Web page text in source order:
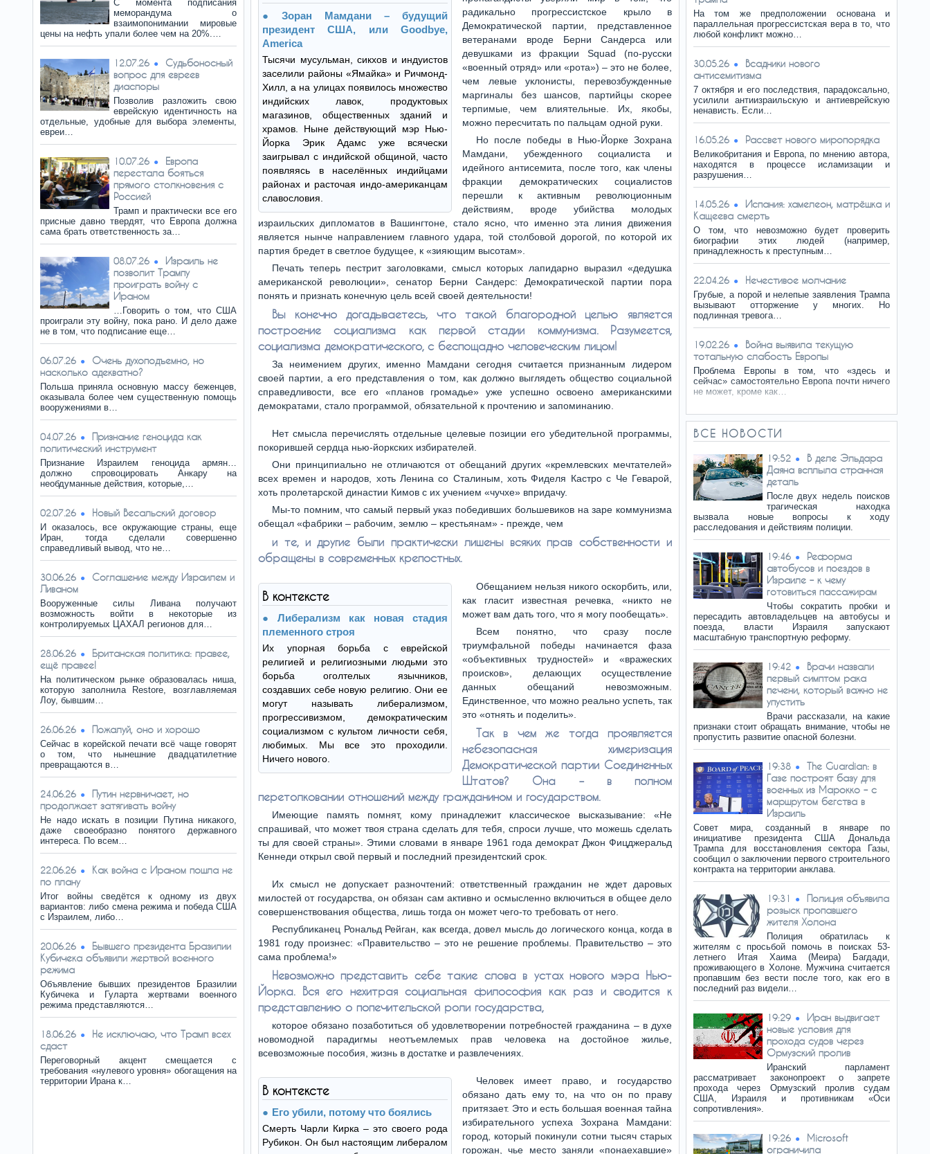
С момента подписания
меморандума о
взаимопонимании мировые
цены на нефть упали более чем на 20%.…
12.07.26
Судьбоносный
вопрос для евреев
диаспоры
Позволив разложить свою
еврейскую идентичность на
отдельные, удобные для выбора элементы,
евреи…
10.07.26
Европа
перестала бояться
прямого столкновения с
Россией
Трамп и практически все его
присные давно твердят, что Европа должна
сама брать ответственность за…
08.07.26
Израиль не
позволит Трампу
проиграть войну с
Ираном
…Говорить о том, что США
проиграли эту войну, пока рано. И дело даже
не в том, что подписание еще…
06.07.26
Очень духоподъемно, но
насколько адекватно?
Польша приняла основную массу беженцев,
оказывала более чем существенную помощь
вооружениями в…
04.07.26
Признание геноцида как
политический инструмент
Признание Израилем геноцида армян…
должно спровоцировать Анкару на
необдуманные действия, которые,…
02.07.26 Новый Весальский договор
И оказалось, все окружающие страны, еще
Иран, тогда сделали совершенно
справедливый вывод, что не…
30.06.26
Соглашение между Израилем и
Ливаном
Вооруженные силы Ливана получают
возможность войти в некоторые из
контролируемых ЦАХАЛ регионов для…
28.06.26
Британская политика: правее,
ещё правее!
На политическом рынке образовалась ниша,
которую заполнила Restore, возглавляемая
Лоу, бывшим…
26.06.26 Пожалуй, оно и хорошо
Сейчас в корейской печати всё чаще говорят
о том, что нынешние двадцатилетние
превращаются в…
24.06.26
Путин нервничает, но
продолжает затягивать войну
Не надо искать в позиции Путина никакого,
даже своеобразно понятого державного
интереса. По всем…
22.06.26
Как война с Ираном пошла не
по плану
Итог войны сведётся к одному из двух
вариантов: либо смена режима и победа США
с Израилем, либо…
20.06.26
Бывшего президента Бразилии
Кубичека объявили жертвой военного
режима
Объявление бывших президентов Бразилии
Кубичека и Гуларта жертвами военного
режима представляются…
18.06.26
Не исключаю, что Трамп всех
сдаст
Переговорный акцент смещается с
требования «нулевого уровня» обогащения на
территории Ирана к…
Зоран Мамдани – будущий
президент США, или Goodbye,
America
Тысячи мусульман, сикхов и индуистов
заселили районы «Ямайка» и Ричмонд-
Хилл, а на улицах появилось множество
индийских лавок, продуктовых
магазинов, общественных зданий и
храмов. Ныне действующий мэр Нью-
Йорка Эрик Адамс уже всячески
заигрывал с индийской общиной, часто
появляясь в населённых индийцами
районах и расточая индо-американцам
славословия.
радикально прогрессистское крыло в
Демократической партии, представленное
ветеранами вроде Берни Сандерса или
девушками из фракции Squad (по-русски
«военный отряд» или «рота») – это не более,
чем левые уклонисты, перевозбужденные
маргиналы без шансов, партийцы скорее
терпимые, чем влиятельные. Их, якобы,
можно пересчитать по пальцам одной руки.
Но после победы в Нью-Йорке Зохрана
Мамдани, убежденного социалиста и
идейного антисемита, после того, как члены
фракции демократических социалистов
перешли к активным революционным
действиям, вроде убийства молодых
израильских дипломатов в Вашингтоне, стало ясно, что именно эта линия движения
является нынче направлением главного удара, той столбовой дорогой, по которой их
партия бредет в светлое будущее, к «зияющим высотам».
Печать теперь пестрит заголовками, смысл которых лапидарно выразил «дедушка
американской революции», сенатор Берни Сандерс: Демократической партии пора
понять и признать конечную цель всей своей деятельности!
Вы конечно догадываетесь, что такой благородной целью является
построение социализма как первой стадии коммунизма. Разумеется,
социализма демократического, с беспощадно человеческим лицом!
За неимением других, именно Мамдани сегодня считается признанным лидером
своей партии, а его представления о том, как должно выглядеть общество социальной
справедливости, все его «планов громадье» уже успешно освоено американскими
демократами, стало программой, обязательной к прочтению и запоминанию.
Нет смысла перечислять отдельные целевые позиции его убедительной программы,
покорившей сердца нью-йоркских избирателей.
Они принципиально не отличаются от обещаний других «кремлевских мечтателей»
всех времен и народов, хоть Ленина со Сталиным, хоть Фиделя Кастро с Че Геварой,
хоть пролетарской династии Кимов с их учением «чучхе» впридачу.
Мы-то помним, что самый первый указ победивших большевиков на заре коммунизма
обещал «фабрики – рабочим, землю – крестьянам» - прежде, чем
и те, и другие были практически лишены всяких прав собственности и
обращены в современных крепостных.
В контексте
Либерализм как новая стадия
племенного строя
Их упорная борьба с еврейской
религией и религиозными людьми это
борьба оголтелых язычников,
создавших себе новую религию. Они ее
могут называть либерализмом,
прогрессивизмом, демократическим
социализмом с культом личности себя,
любимых. Мы все это проходили.
Ничего нового.
Обещанием нельзя никого оскорбить, или,
как гласит известная речевка, «никто не
может вам дать того, что я могу пообещать».
Всем понятно, что сразу после
триумфальной победы начинается фаза
«объективных трудностей» и «вражеских
происков», делающих осуществление
данных обещаний невозможным.
Единственное, что можно реально успеть, так
это «отнять и поделить».
Так в чем же тогда проявляется
небезопасная химеризация
Демократической партии Соединенных
Штатов? Она – в полном
перетолковании отношений между гражданином и государством.
Имеющие память помнят, кому принадлежит классическое высказывание: «Не
спрашивай, что может твоя страна сделать для тебя, спроси лучше, что можешь сделать
ты для своей страны». Этими словами в январе 1961 года демократ Джон Фицджеральд
Кеннеди открыл свой первый и последний президентский срок.
Их смысл не допускает разночтений: ответственный гражданин не ждет даровых
милостей от государства, он обязан сам активно и осмысленно включиться в общее дело
совершенствования общества, лишь тогда он может чего-то требовать от него.
Республиканец Рональд Рейган, как всегда, довел мысль до логического конца, когда в
1981 году произнес: «Правительство – это не решение проблемы. Правительство – это
сама проблема!»
Невозможно представить себе такие слова в устах нового мэра Нью-
Йорка. Вся его нехитрая социальная философия как раз и сводится к
представлению о попечительской роли государства,
которое обязано позаботиться об удовлетворении потребностей гражданина – в духе
новомодной парадигмы неотъемлемых прав человека на достойное жилье,
всевозможные пособия, жизнь в достатке и развлечениях.
В контексте
Его убили, потому что боялись
Смерть Чарли Кирка – это своего рода
Рубикон. Он был настоящим либералом
Человек имеет право, и государство
обязано дать ему то, на что он по праву
притязает. Это и есть большая военная тайна
избирательного успеха Зохрана Мамдани:
город, который покинули сотни тысяч старых
горожан, чье место заняли «понаехавшие»
На том же предположении основана и
параллельная прогрессистская вера в то, что
любой конфликт можно…
30.05.26
Всадники нового
антисемитизма
7 октября и его последствия, парадоксально,
усилили антиизраильскую и антиеврейскую
ненависть. Если…
16.05.26 Рассвет нового миропорядка
Великобритания и Европа, по мнению автора,
находятся в процессе исламизации и
разрушения…
14.05.26
Испания: хамелеон, матрёшка и
Кащеева смерть
О том, что невозможно будет проверить
биографии этих людей (например,
принадлежность к преступным…
22.04.26 Нечестивое молчание
Грубые, а порой и нелепые заявления Трампа
вызывают отторжение у многих. Но
подлинная тревога…
19.02.26
Война выявила текущую
тотальную слабость Европы
Проблема Европы в том, что «здесь и
сейчас» самостоятельно Европа почти ничего
не может, кроме как…
ВСЕ НОВОСТИ
19:52
В деле Эльдара
Даяна всплыла странная
деталь
После двух недель поисков
трагическая находка
вызвала новые вопросы к ходу
расследования и действиям полиции.
19:46
Реформа
автобусов и поездов в
Израиле – к чему
готовиться пассажирам
Чтобы сократить пробки и
пересадить автовладельцев на автобусы и
поезда, власти Израиля запускают
масштабную транспортную реформу.
19:42
Врачи назвали
первый симптом рака
печени, который важно не
упустить
Врачи рассказали, на какие
признаки стоит обращать внимание, чтобы не
пропустить развитие опасной болезни.
19:38
The Guardian: в
Газе построят базу для
военных из Марокко – с
маршрутом бегства в
Израиль
Совет мира, созданный в январе по
инициативе президента США Дональда
Трампа для восстановления сектора Газы,
сообщил о заключении первого строительного
контракта на территории анклава.
19:31
Полиция объявила
розыск пропавшего
жителя Холона
Полиция обратилась к
жителям с просьбой помочь в поисках 53-
летнего Итая Хаима (Меира) Багдади,
проживающего в Холоне. Мужчина считается
пропавшим без вести после того, как его в
последний раз видели…
19:29
Иран выдвигает
новые условия для
прохода судов через
Ормузский пролив
Иранский парламент
рассматривает законопроект о запрете
прохода через Ормузский пролив судам
США, Израиля и противникам «Оси
сопротивления».
19:26
Microsoft
ограничила